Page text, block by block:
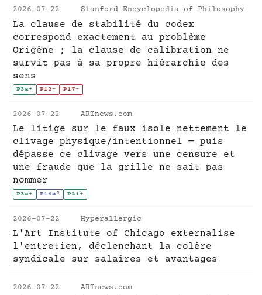
2026-07-22 Stanford Encyclopedia of Philosophy
La clause de stabilité du codex
correspond exactement au problème
Origène ; la clause de calibration ne
survit pas à sa propre hiérarchie des
sens
P3a+ P12- P17-
2026-07-22 ARTnews.com
Le litige sur le faux isole nettement le
clivage physique/intentionnel — puis
dépasse ce clivage vers une censure et
une fraude que la grille ne sait pas
nommer
P3a+ P14a? P21+
2026-07-22 Hyperallergic
L'Art Institute of Chicago externalise
l'entretien, déclenchant la colère
syndicale sur salaires et avantages
2026-07-22 ARTnews.com